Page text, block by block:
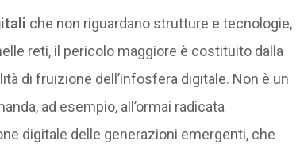
che non riguardano strutture e tecnologie,
reti, il pericolo maggiore è costituito dalla
di fruizione dell’infosfera digitale. Non è un
ad esempio, all’ormai radicata
digitale delle generazioni emergenti, che